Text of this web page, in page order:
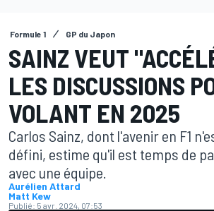
Formule 1 GP du Japon
SAINZ VEUT
LES DISCUSSIONS
VOLANT EN 2025
Carlos Sainz, dont l'avenir en F1
défini, estime qu'il est temps de
avec une équipe.
Aurélien Attard
Matt Kew
Publié: 5 avr. 2024, 07:53